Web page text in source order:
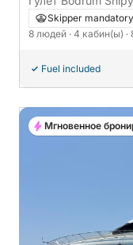
Skipper mandatory
8 людей · 4 кабин(ы)
Fuel included
Мгновенное